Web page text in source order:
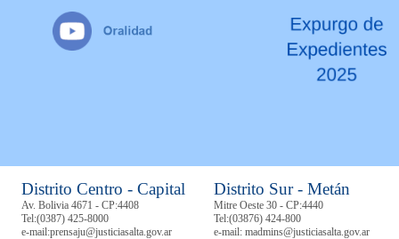
Distrito Centro - Capital
Av. Bolivia 4671 - CP:4408
Tel:(0387) 425-8000
e-mail:prensaju@justiciasalta.gov.ar
Distrito Sur - Metán
Mitre Oeste 30 - CP:4440
Tel:(03876) 424-800
e-mail: madmins@justiciasalta.gov.ar